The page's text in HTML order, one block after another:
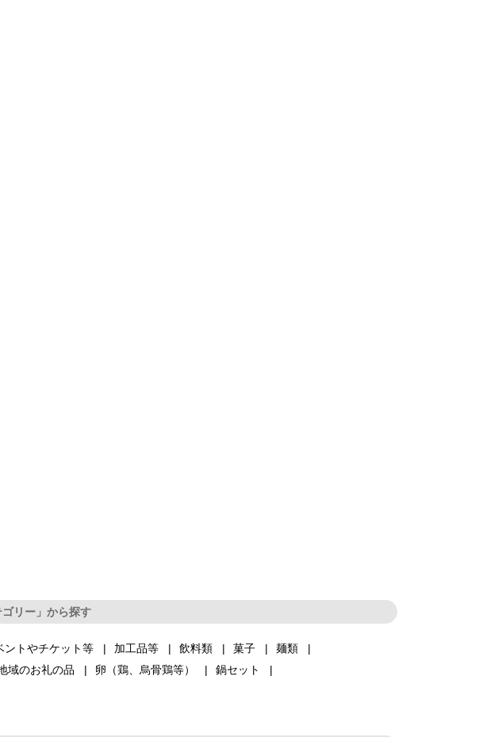
リー」から探す
ントやチケット等 加工品等 飲料類 菓子
麺類
域のお礼の品 卵（鶏、烏骨鶏等）
鍋セット